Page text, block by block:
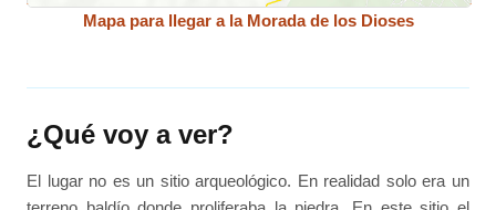
Mapa para llegar a la Morada de los Dioses
¿Qué voy a ver?
El lugar no es un sitio arqueológico. En realidad solo era un